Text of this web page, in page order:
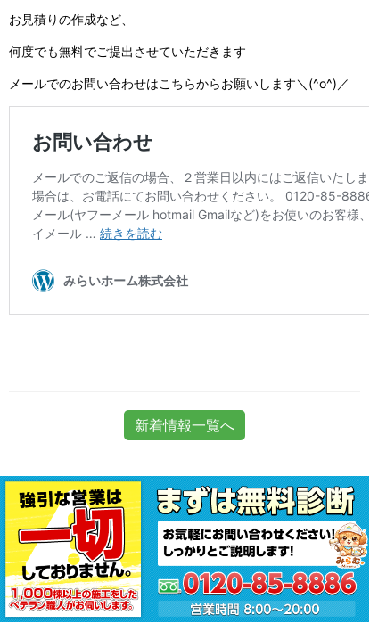
お見積りの作成など、
何度でも無料でご提出させていただきます
メールでのお問い合わせはこちらからお願いします＼(^o^)／
新着情報一覧へ